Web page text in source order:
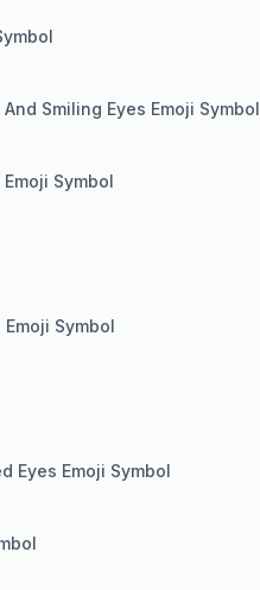
Smiling Eyes Emoji Symbol
Symbol
Symbol
Eyes Emoji Symbol